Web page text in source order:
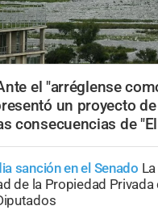
el "arréglense
un proyecto
consecuencias de
sanción en el Senado
de la Propiedad Privada